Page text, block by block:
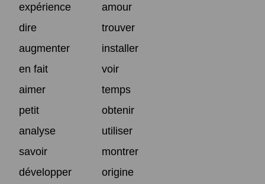
expérience
amour
dire
trouver
augmenter
installer
en fait
voir
aimer
temps
petit
obtenir
analyse
utiliser
savoir
montrer
développer
origine